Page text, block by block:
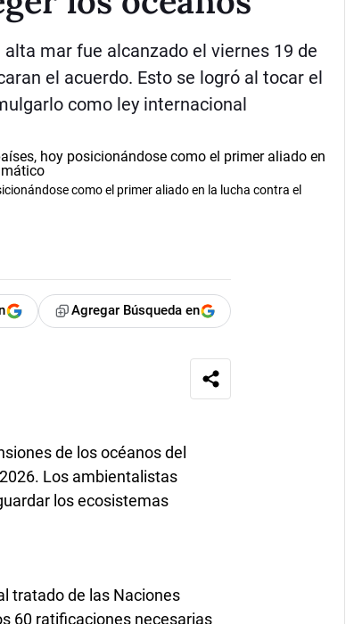
mar fue alcanzado el viernes 19 de
el acuerdo. Esto se logró al tocar el
como ley internacional
como el primer aliado en la lucha contra el
Agregar Búsqueda en
de los océanos del
Los ambientalistas
los ecosistemas
tratado de las Naciones
60 ratificaciones necesarias